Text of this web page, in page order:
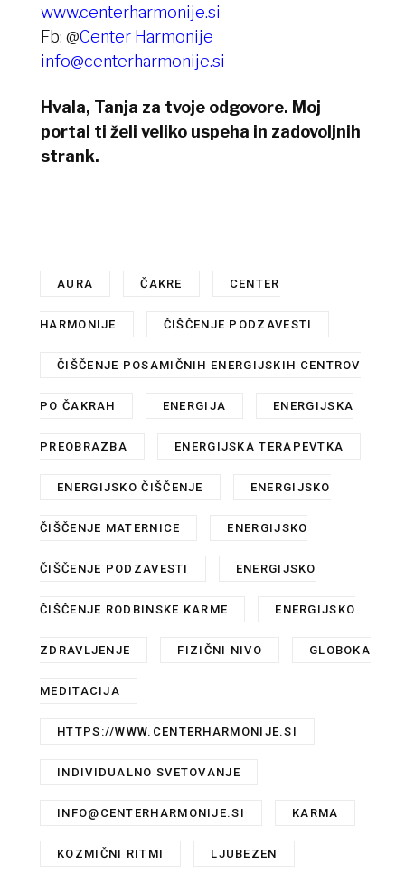
www.centerharmonije.si
Fb: @Center Harmonije
info@centerharmonije.si
Hvala, Tanja za tvoje odgovore. Moj
portal ti želi veliko uspeha in zadovoljnih
strank.
AURA ČAKRE CENTER
HARMONIJE ČIŠČENJE PODZAVESTI
ČIŠČENJE POSAMIČNIH ENERGIJSKIH CENTROV
PO ČAKRAH ENERGIJA ENERGIJSKA
PREOBRAZBA ENERGIJSKA TERAPEVTKA
ENERGIJSKO ČIŠČENJE ENERGIJSKO
ČIŠČENJE MATERNICE ENERGIJSKO
ČIŠČENJE PODZAVESTI ENERGIJSKO
ČIŠČENJE RODBINSKE KARME ENERGIJSKO
ZDRAVLJENJE FIZIČNI NIVO GLOBOKA
MEDITACIJA
HTTPS://WWW.CENTERHARMONIJE.SI
INDIVIDUALNO SVETOVANJE
INFO@CENTERHARMONIJE.SI KARMA
KOZMIČNI RITMI LJUBEZEN